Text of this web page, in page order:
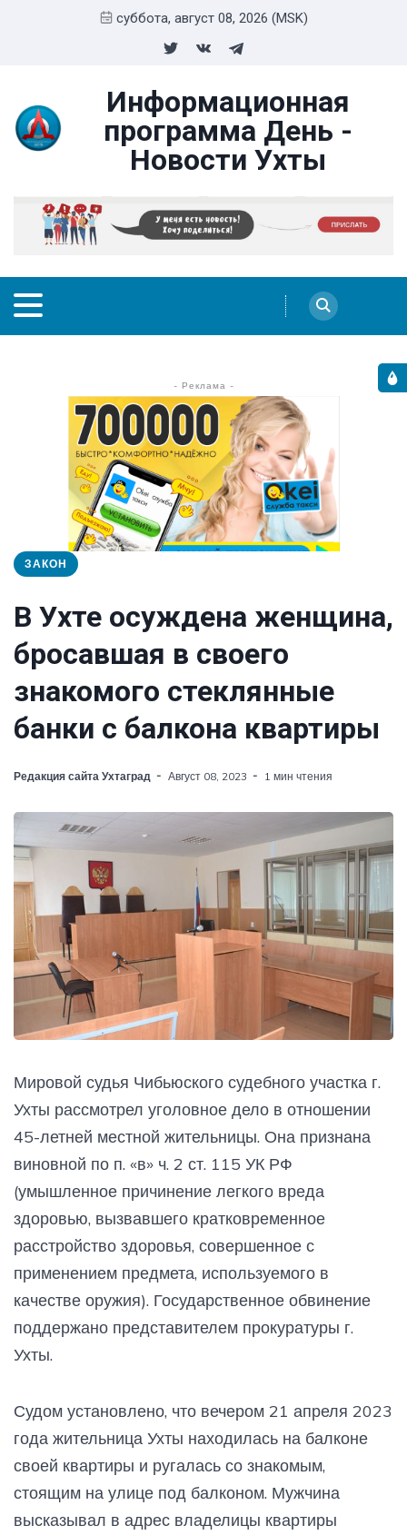
суббота, август 08, 2026 (MSK)
Информационная
программа День -
Новости Ухты
- Реклама -
ЗАКОН
В Ухте осуждена женщина,
бросавшая в своего
знакомого стеклянные
банки с балкона квартиры
Редакция сайта Ухтаград Август 08, 2023 1 мин чтения
Мировой судья Чибьюского судебного участка г.
Ухты рассмотрел уголовное дело в отношении
45-летней местной жительницы. Она признана
виновной по п. «в» ч. 2 ст. 115 УК РФ
(умышленное причинение легкого вреда
здоровью, вызвавшего кратковременное
расстройство здоровья, совершенное с
применением предмета, используемого в
качестве оружия). Государственное обвинение
поддержано представителем прокуратуры г.
Ухты.
Судом установлено, что вечером 21 апреля 2023
года жительница Ухты находилась на балконе
своей квартиры и ругалась со знакомым,
стоящим на улице под балконом. Мужчина
высказывал в адрес владелицы квартиры